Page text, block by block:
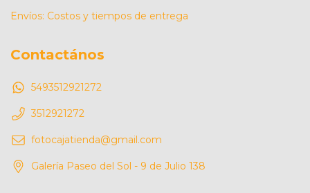
Envíos: Costos y tiempos de entrega
Contactános
5493512921272
3512921272
fotocajatienda@gmail.com
Galería Paseo del Sol - 9 de Julio 138